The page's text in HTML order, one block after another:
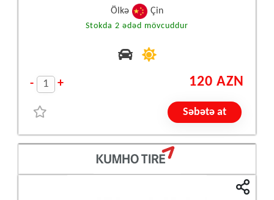
Ölkə Çin
Stokda 2 ədəd mövcuddur
- + 120 AZN
Səbətə at